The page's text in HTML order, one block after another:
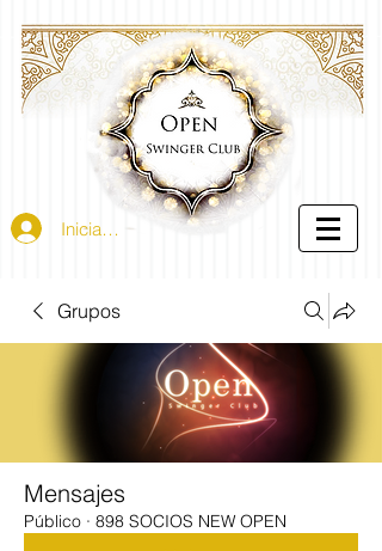
Iniciar sesión
Grupos
Mensajes
Público · 898 SOCIOS NEW OPEN